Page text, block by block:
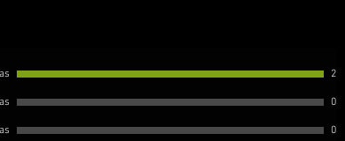
2
0
0